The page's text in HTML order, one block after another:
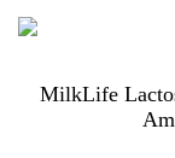
MilkLife